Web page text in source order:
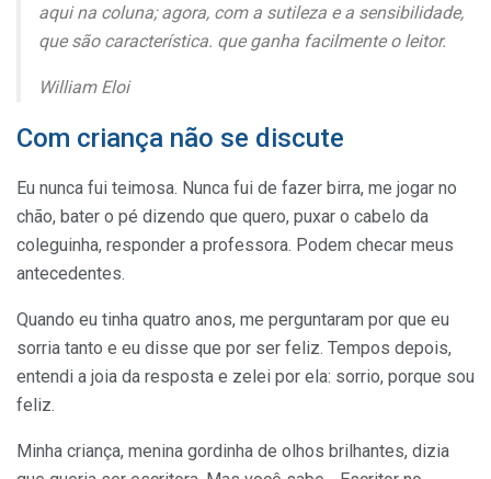
aqui na coluna; agora, com a sutileza e a sensibilidade,
que são característica. que ganha facilmente o leitor.
William Eloi
Com criança não se discute
Eu nunca fui teimosa. Nunca fui de fazer birra, me jogar no
chão, bater o pé dizendo que quero, puxar o cabelo da
coleguinha, responder a professora. Podem checar meus
antecedentes.
Quando eu tinha quatro anos, me perguntaram por que eu
sorria tanto e eu disse que por ser feliz. Tempos depois,
entendi a joia da resposta e zelei por ela: sorrio, porque sou
feliz.
Minha criança, menina gordinha de olhos brilhantes, dizia